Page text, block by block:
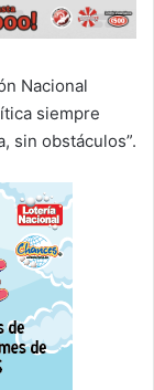
Nacional
siempre
sin obstáculos”.